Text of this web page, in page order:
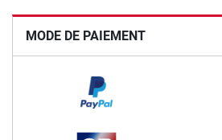
MODE DE PAIEMENT